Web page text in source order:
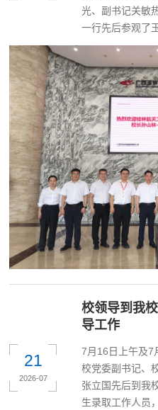
光、副书记关敏
一行先后参观了
21
2026-07
校领导到我
导工作
7月16日上午及7
校党委副书记、
张立国先后到我
生录取工作人员